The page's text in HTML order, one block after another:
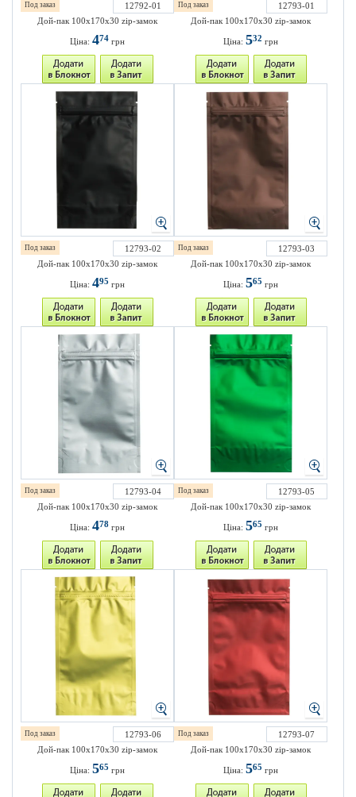
Под заказ
12792-01
Дой-пак 100х170х30 zip-замок
Ціна: 474 грн
Под заказ
12793-01
Дой-пак 100х170х30 zip-замок
Ціна: 532 грн
Под заказ
12793-02
Дой-пак 100х170х30 zip-замок
Ціна: 495 грн
Под заказ
12793-03
Дой-пак 100х170х30 zip-замок
Ціна: 565 грн
Под заказ
12793-04
Дой-пак 100х170х30 zip-замок
Ціна: 478 грн
Под заказ
12793-05
Дой-пак 100х170х30 zip-замок
Ціна: 565 грн
Под заказ
12793-06
Дой-пак 100х170х30 zip-замок
Ціна: 565 грн
Под заказ
12793-07
Дой-пак 100х170х30 zip-замок
Ціна: 565 грн